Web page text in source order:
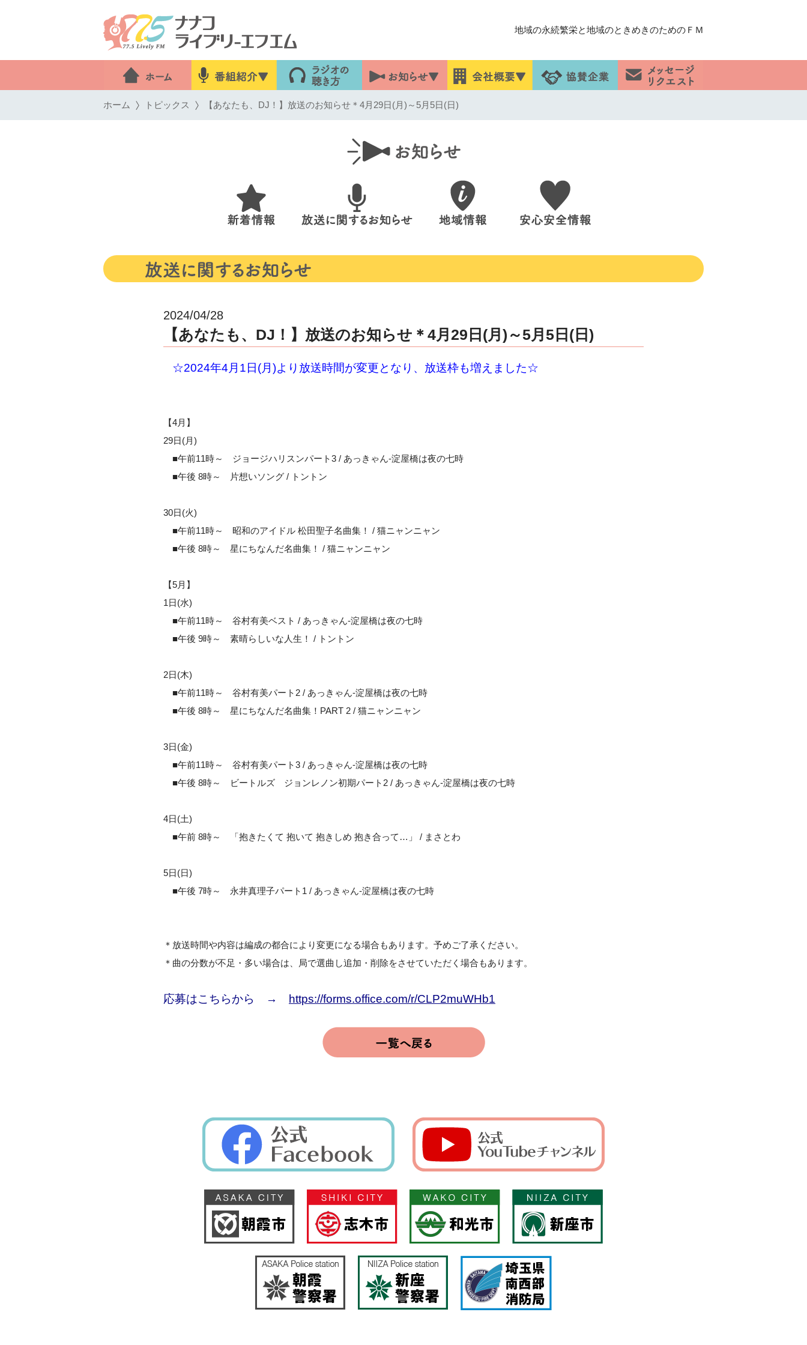
地域の永続繁栄と地域のときめきのためのＦＭ
ホーム トピックス 【あなたも、DJ！】放送のお知らせ＊4月29日(月)～5月5日(日)
2024/04/28
【あなたも、DJ！】放送のお知らせ＊4月29日(月)～5月5日(日)
☆2024年4月1日(月)より放送時間が変更となり、放送枠も増えました☆
【4月】
29日(月)
■午前11時～ ジョージハリスンパート3 / あっきゃん-淀屋橋は夜の七時
■午後 8時～ 片想いソング / トントン
30日(火)
■午前11時～ 昭和のアイドル 松田聖子名曲集！ / 猫ニャンニャン
■午後 8時～ 星にちなんだ名曲集！ / 猫ニャンニャン
【5月】
1日(水)
■午前11時～ 谷村有美ベスト / あっきゃん-淀屋橋は夜の七時
■午後 9時～ 素晴らしいな人生！ / トントン
2日(木)
■午前11時～ 谷村有美パート2 / あっきゃん-淀屋橋は夜の七時
■午後 8時～ 星にちなんだ名曲集！PART 2 / 猫ニャンニャン
3日(金)
■午前11時～ 谷村有美パート3 / あっきゃん-淀屋橋は夜の七時
■午後 8時～ ビートルズ ジョンレノン初期パート2 / あっきゃん-淀屋橋は夜の七時
4日(土)
■午前 8時～ 「抱きたくて 抱いて 抱きしめ 抱き合って…」 / まさとわ
5日(日)
■午後 7時～ 永井真理子パート1 / あっきゃん-淀屋橋は夜の七時
＊放送時間や内容は編成の都合により変更になる場合もあります。予めご了承ください。
＊曲の分数が不足・多い場合は、局で選曲し追加・削除をさせていただく場合もあります。
応募はこちらから → https://forms.office.com/r/CLP2muWHb1